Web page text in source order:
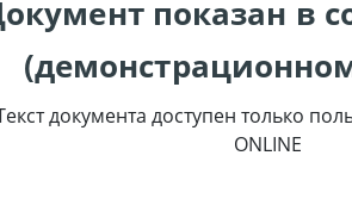
показан в
документа доступен только
ONLINE